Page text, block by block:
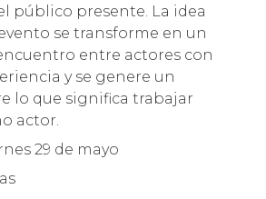
público presente. La idea
se transforme en un
entre actores con
y se genere un
lo que significa trabajar
actor.
29 de mayo